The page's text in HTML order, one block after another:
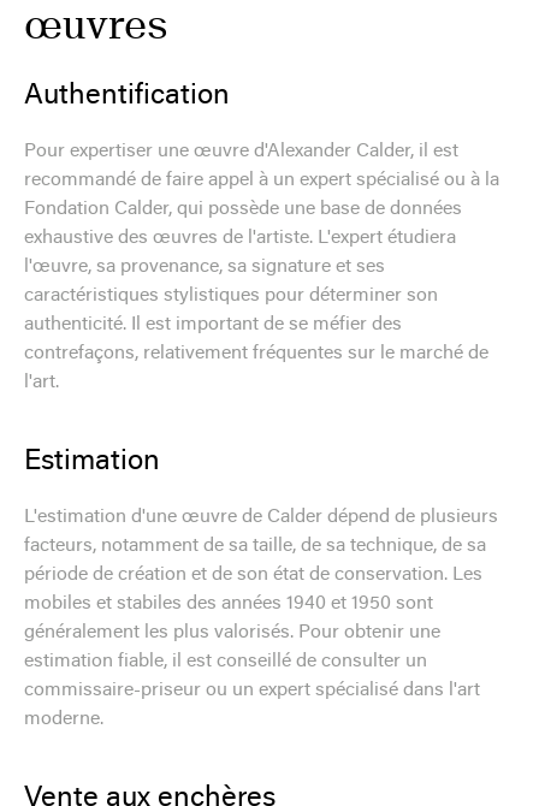
œuvres
Authentification
Pour expertiser une œuvre d'Alexander Calder, il est
recommandé de faire appel à un expert spécialisé ou à la
Fondation Calder, qui possède une base de données
exhaustive des œuvres de l'artiste. L'expert étudiera
l'œuvre, sa provenance, sa signature et ses
caractéristiques stylistiques pour déterminer son
authenticité. Il est important de se méfier des
contrefaçons, relativement fréquentes sur le marché de
l'art.
Estimation
L'estimation d'une œuvre de Calder dépend de plusieurs
facteurs, notamment de sa taille, de sa technique, de sa
période de création et de son état de conservation. Les
mobiles et stabiles des années 1940 et 1950 sont
généralement les plus valorisés. Pour obtenir une
estimation fiable, il est conseillé de consulter un
commissaire-priseur ou un expert spécialisé dans l'art
moderne.
Vente aux enchères